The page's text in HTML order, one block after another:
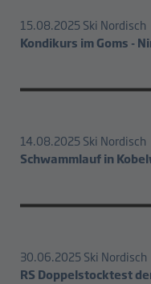
15.08.2025 Ski Nordisch
Kondikurs im Goms -
14.08.2025 Ski Nordisch
Schwammlauf in
30.06.2025 Ski Nordisch
RS Doppelstocktest